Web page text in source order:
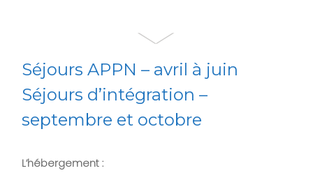
Séjours APPN – avril à juin
Séjours d’intégration –
septembre et octobre
L’hébergement :